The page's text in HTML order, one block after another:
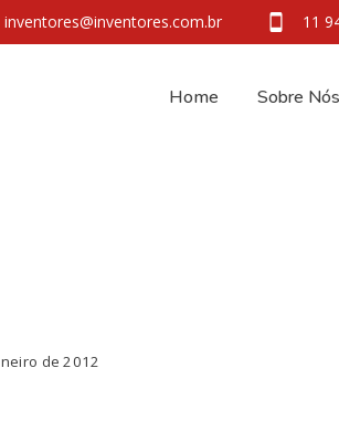
inventores@inventores.com.br 11
Home Sobre Nós
de 2012